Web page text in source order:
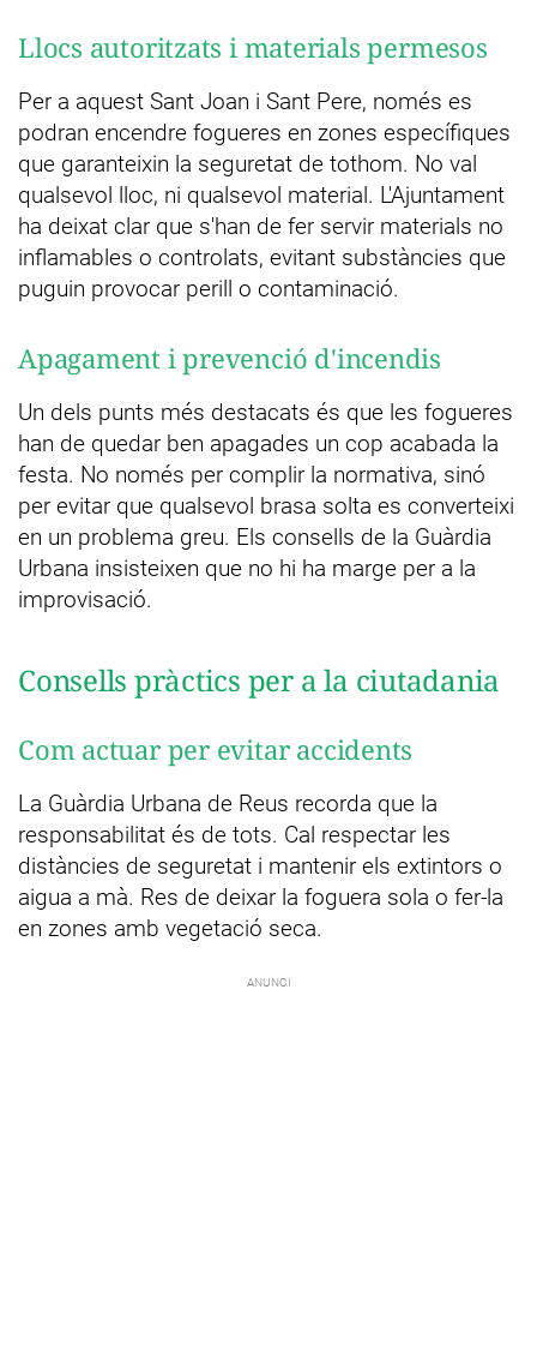
Llocs autoritzats i materials permesos
Per a aquest Sant Joan i Sant Pere, només es
podran encendre fogueres en zones específiques
que garanteixin la seguretat de tothom. No val
qualsevol lloc, ni qualsevol material. L'Ajuntament
ha deixat clar que s'han de fer servir materials no
inflamables o controlats, evitant substàncies que
puguin provocar perill o contaminació.
Apagament i prevenció d'incendis
Un dels punts més destacats és que les fogueres
han de quedar ben apagades un cop acabada la
festa. No només per complir la normativa, sinó
per evitar que qualsevol brasa solta es converteixi
en un problema greu. Els consells de la Guàrdia
Urbana insisteixen que no hi ha marge per a la
improvisació.
Consells pràctics per a la ciutadania
Com actuar per evitar accidents
La Guàrdia Urbana de Reus recorda que la
responsabilitat és de tots. Cal respectar les
distàncies de seguretat i mantenir els extintors o
aigua a mà. Res de deixar la foguera sola o fer-la
en zones amb vegetació seca.